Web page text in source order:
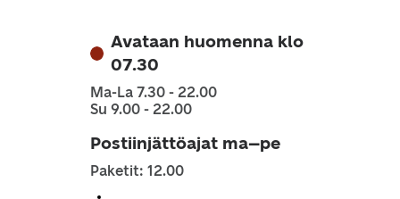
Avataan huomenna klo
07.30
Ma-La 7.30 - 22.00
Su 9.00 - 22.00
Postiinjättöajat ma–pe
Paketit: 12.00